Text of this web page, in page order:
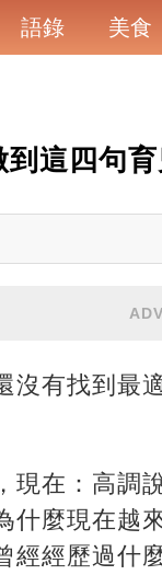
語錄 美食
這四句
沒有找到最
現在：高調
什麼現在越
經經歷過什